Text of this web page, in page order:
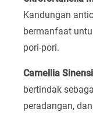
Kandungan
bermanfaat
pori-pori.
Camellia
bertindak
peradangan,